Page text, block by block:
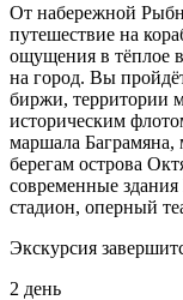
От набережной
путешествие на
ощущения в тёплое
на город. Вы
биржи, территории
историческим
маршала Баграмяна,
берегам острова
современные
стадион, оперный
Экскурсия
2 день